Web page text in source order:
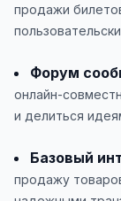
продажи
Форум
онлайн-
и делиться
Базовый
продажу